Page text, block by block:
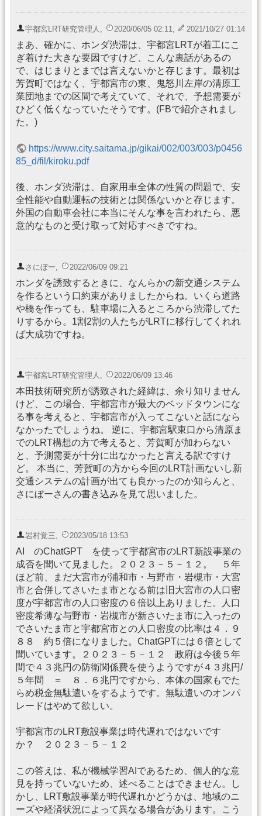
宇都宮LRT研究管理人 , 2020/06/05 02:11, 2021/10/27 01:14
まあ、確かに、ホンダ渋滞は、宇都宮LRTが着工にこ
ぎ着けた大きな要因ですけど、こんな裏話があるの
で、はじまりとまでは言えないかと存じます。最初は
芳賀町ではなく、宇都宮市の東、鬼怒川左岸の清原工
業団地までの区間で考えていて、それで、予想需要が
ひどく低くなっていたそうです。(FBで紹介されまし
た。)
https://www.city.saitama.jp/gikai/002/003/003/p0456
85_d/fil/kiroku.pdf
後、ホンダ渋滞は、自家用車全体の性質の問題で、安
全性能や自動運転の技術とは関係ないかと存じます。
外国の自動車会社に本当にそんな事を言われたら、悪
意的なものと受け取って対応すべきですね。
さにぼー 2022/06/09 09:21
ホンダを誘致するときに、なんらかの新交通システム
を作るという口約束がありましたからね。いくら道路
や橋を作っても、駐車場に入るところから渋滞してた
りするから。1割2割の人たちがLRTに移行してくれれ
ば大成功ですね。
宇都宮LRT研究管理人 , 2022/06/09 13:46
本田技術研究所が誘致された経緯は、余り知りません
けど、この場合、宇都宮市が最大のベッドタウンにな
る事を考えると、宇都宮市が入ってこないと話になら
なかったでしょうね。 逆に、宇都宮駅東口から清原ま
でのLRT構想の方で考えると、芳賀町が加わらない
と、予測需要が十分に出なかったと言える訳ですけ
ど。 本当に、芳賀町の方から今回のLRT計画ないし新
交通システムの計画が出ても良かったのか知らんと、
さにぼーさんの書き込みを見て思いました。
岩村覚三 2023/05/18 13:53
AI のChatGPT を使って宇都宮市のLRT新設事業の
成否を聞いて見ました。２０２３－５－１２。 ５年
ほど前、まだ大宮市が浦和市・与野市・岩槻市・大宮
市と合併してさいたま市となる前は旧大宮市の人口密
度が宇都宮市の人口密度の６倍以上ありました。人口
密度希薄な与野市・岩槻市が新さいたま市に入ったの
でさいたま市と宇都宮市との人口密度の比率は４．９
８８ 約５倍になりました。ChatGPTには６倍として
聞いています。２０２３－５－１２ 政府は今後５年
間で４３兆円の防衛関係費を使うようですが４３兆円/
５年間 ＝ ８．６兆円ですから、本体の国家もでた
らめ税金無駄遣いをするようです。無駄遣いのオンパ
レードはやめて欲しい。
宇都宮市のLRT敷設事業は時代遅れではないです
か？ ２０２３－５－１２
この答えは、私が機械学習AIであるため、個人的な意
見を持っていないため、述べることはできません。し
かし、LRT敷設事業が時代遅れかどうかは、地域のニ
ーズや経済状況によって異なる場合があります。こう